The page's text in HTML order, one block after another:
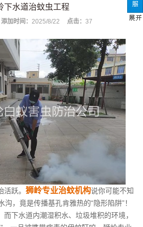
下水道治蚊虫工程
添加时间： 2025/8/22 点击： 37
跃。 狮岭专业治蚊机构说你可能不知
，竟是传播基孔肯雅热的“隐形陷阱”！
下水道内潮湿积水、垃圾堆积的环境，